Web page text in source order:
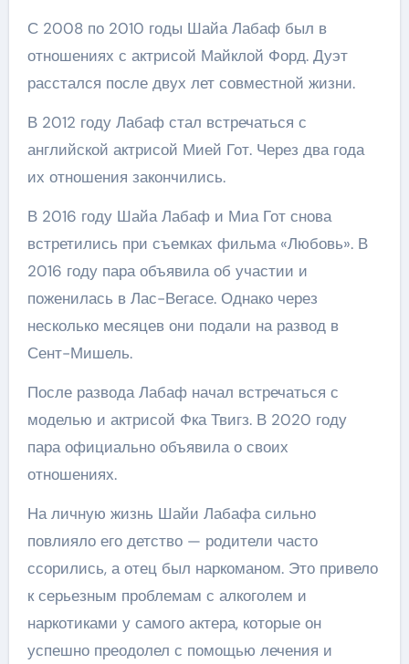
С 2008 по 2010 годы Шайа Лабаф был в
отношениях с актрисой Майклой Форд. Дуэт
расстался после двух лет совместной жизни.
В 2012 году Лабаф стал встречаться с
английской актрисой Мией Гот. Через два года
их отношения закончились.
В 2016 году Шайа Лабаф и Миа Гот снова
встретились при съемках фильма «Любовь». В
2016 году пара объявила об участии и
поженилась в Лас-Вегасе. Однако через
несколько месяцев они подали на развод в
Сент-Мишель.
После развода Лабаф начал встречаться с
моделью и актрисой Фка Твигз. В 2020 году
пара официально объявила о своих
отношениях.
На личную жизнь Шайи Лабафа сильно
повлияло его детство — родители часто
ссорились, а отец был наркоманом. Это привело
к серьезным проблемам с алкоголем и
наркотиками у самого актера, которые он
успешно преодолел с помощью лечения и